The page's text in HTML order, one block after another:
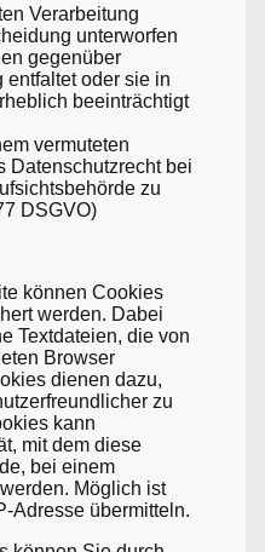
Verarbeitung
unterworfen
gegenüber
entfaltet oder sie in
beeinträchtigt
vermuteten
Datenschutzrecht bei
zu
DSGVO)
können Cookies
werden. Dabei
Textdateien, die von
Browser
dienen dazu,
zu
kann
mit dem diese
bei einem
Möglich ist
Adresse übermitteln.